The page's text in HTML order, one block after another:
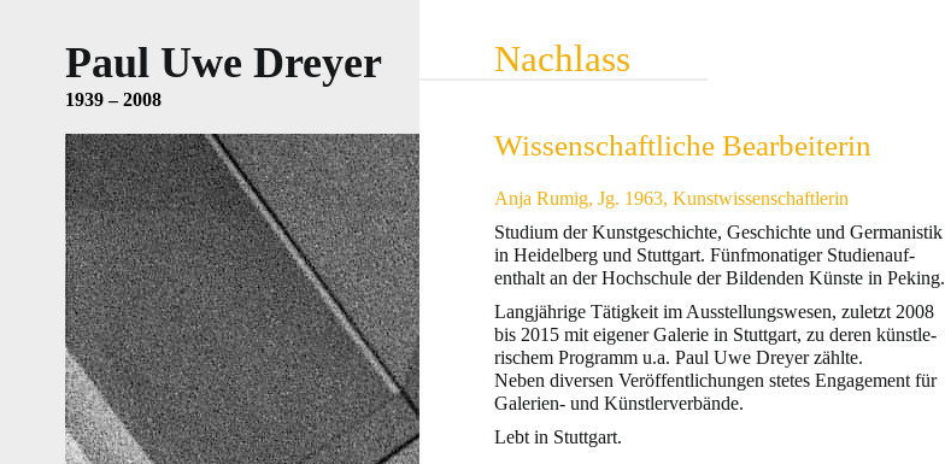
Paul Uwe Dreyer
1939 – 2008
Nachlass
Wissenschaftliche Bearbeiterin
Anja Rumig, Jg. 1963, Kunstwissenschaftlerin
Studium der Kunstgeschichte, Geschichte und Germanistik
in Heidelberg und Stuttgart. Fünfmonatiger Studienauf
enthalt an der Hochschule der Bildenden Künste in Peking.
Langjährige Tätigkeit im Ausstellungswesen, zuletzt 2008
bis 2015 mit eigener Galerie in Stuttgart, zu deren künstle
rischem Programm u.a. Paul Uwe Dreyer zählte.
Neben diversen Veröffentlichungen stetes Engagement für
Galerien- und Künstlerverbände.
Lebt in Stuttgart.